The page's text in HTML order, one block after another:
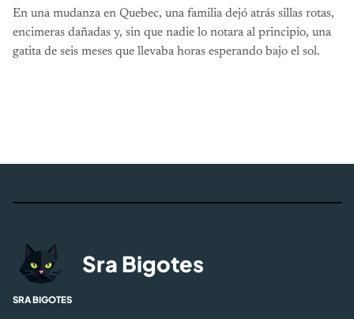
En una mudanza en Quebec, una familia dejó atrás sillas rotas,
encimeras dañadas y, sin que nadie lo notara al principio, una
gatita de seis meses que llevaba horas esperando bajo el sol.
Sra Bigotes
SRA BIGOTES